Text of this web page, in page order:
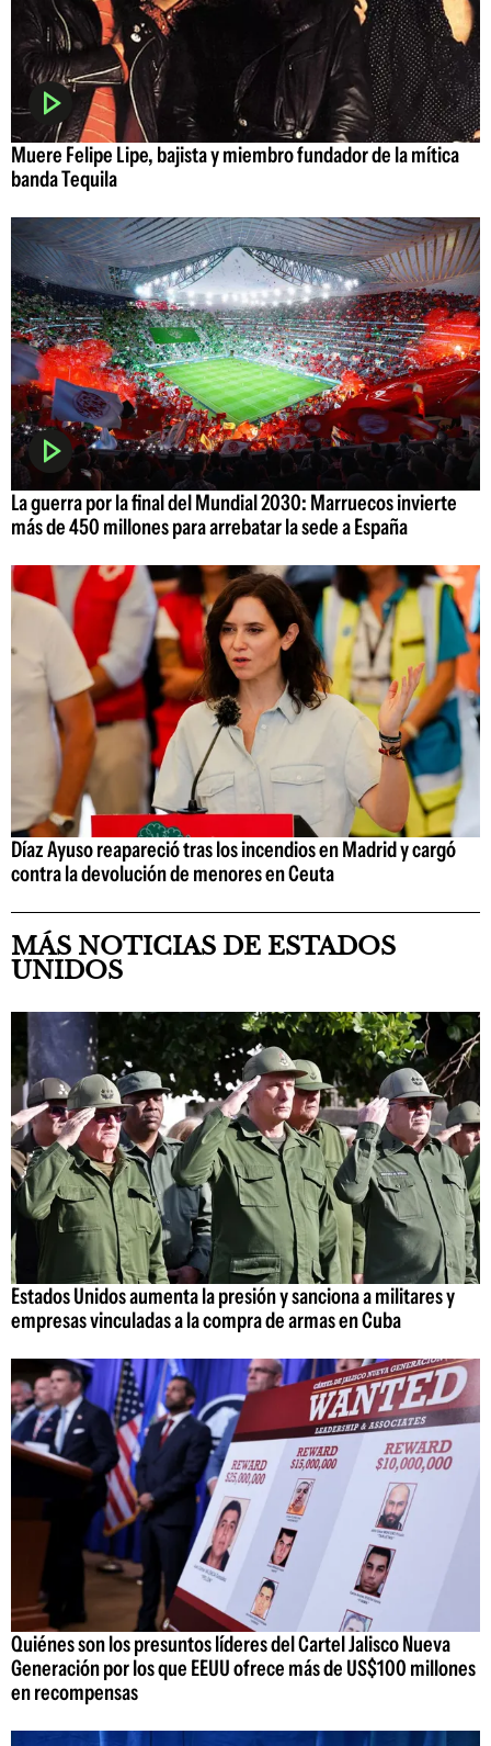
Muere Felipe Lipe, bajista y miembro fundador de la mítica
banda Tequila
La guerra por la final del Mundial 2030: Marruecos invierte
más de 450 millones para arrebatar la sede a España
Díaz Ayuso reapareció tras los incendios en Madrid y cargó
contra la devolución de menores en Ceuta
MÁS NOTICIAS DE ESTADOS
UNIDOS
Estados Unidos aumenta la presión y sanciona a militares y
empresas vinculadas a la compra de armas en Cuba
Quiénes son los presuntos líderes del Cartel Jalisco Nueva
Generación por los que EEUU ofrece más de US$100 millones
en recompensas